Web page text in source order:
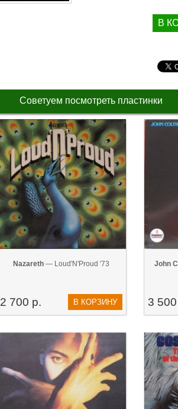
В
Советуем посмотреть пластинки
Nazareth — Loud'N'Proud '73
2 700 р. В КОРЗИНУ
John
3